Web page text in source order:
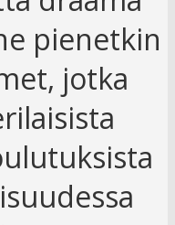
pienetkin
jotka